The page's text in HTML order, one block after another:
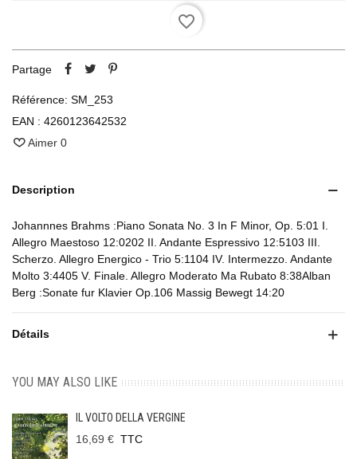
favorite_border
Partage
Référence: SM_253
EAN : 4260123642532
Aimer 0
Description
Johannnes Brahms :Piano Sonata No. 3 In F Minor, Op. 5:01 I.
Allegro Maestoso 12:0202 II. Andante Espressivo 12:5103 III.
Scherzo. Allegro Energico - Trio 5:1104 IV. Intermezzo. Andante
Molto 3:4405 V. Finale. Allegro Moderato Ma Rubato 8:38Alban
Berg :Sonate fur Klavier Op.106 Massig Bewegt 14:20
Détails
YOU MAY ALSO LIKE
IL VOLTO DELLA VERGINE
16,69 € TTC